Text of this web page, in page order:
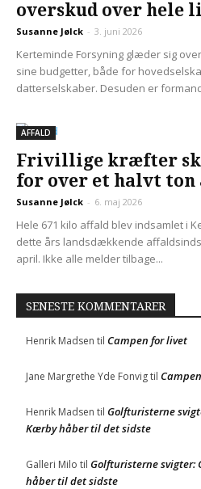
overskud over hele
Susanne Jølck - 3. juni 2026
Kerteminde Forsyning glæder sig
sine budgetter, både for
datterselskaber. Desuden er
AFFALD
Frivillige kræfter
for over et halvt ton
Susanne Jølck - 6. maj 2026
Hele 671 kilo affald blev indsamlet i
dette års landsdækkende
april. Ikke alle melder tilbage...
SENESTE KOMMENTARER
Henrik Madsen til Campen for livet
Jane Margrethe Yde Fonvigtil
Henrik Madsen til Golfturisterne
Kærby håber til det sidste
Galleri Milo til Golfturisterne svigter:
håber til det sidste